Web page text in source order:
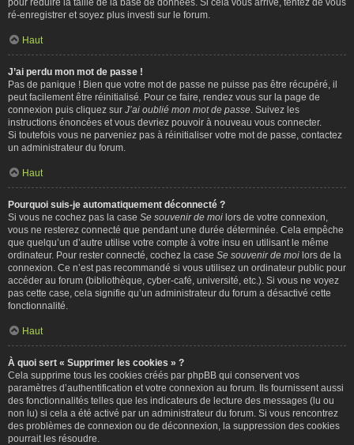
ré-enregistrer et soyez plus investi sur le forum.
Haut
J’ai perdu mon mot de passe !
Pas de panique ! Bien que votre mot de passe ne puisse pas être récupéré, il
peut facilement être réinitialisé. Pour ce faire, rendez vous sur la page de
connexion puis cliquez sur J’ai oublié mon mot de passe . Suivez les
instructions énoncées et vous devriez pouvoir à nouveau vous connecter.
Si toutefois vous ne parveniez pas à réinitialiser votre mot de passe, contactez
un administrateur du forum.
Haut
Pourquoi suis-je automatiquement déconnecté ?
Si vous ne cochez pas la case Se souvenir de moi lors de votre connexion,
vous ne resterez connecté que pendant une durée déterminée. Cela empêche
que quelqu’un d’autre utilise votre compte à votre insu en utilisant le même
ordinateur. Pour rester connecté, cochez la case Se souvenir de moi lors de la
connexion. Ce n’est pas recommandé si vous utilisez un ordinateur public pour
accéder au forum (bibliothèque, cyber-café, université, etc.). Si vous ne voyez
pas cette case, cela signifie qu’un administrateur du forum a désactivé cette
fonctionnalité.
Haut
À quoi sert « Supprimer les cookies » ?
Cela supprime tous les cookies créés par phpBB qui conservent vos
paramètres d’authentification et votre connexion au forum. Ils fournissent aussi
des fonctionnalités telles que les indicateurs de lecture des messages (lu ou
non lu) si cela a été activé par un administrateur du forum. Si vous rencontrez
des problèmes de connexion ou de déconnexion, la suppression des cookies
pourrait les résoudre.